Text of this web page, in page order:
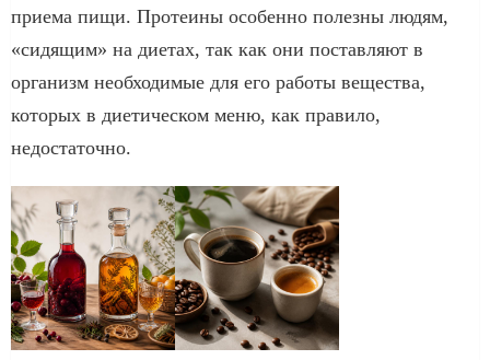
приема пищи. Протеины особенно полезны людям,
«сидящим» на диетах, так как они поставляют в
организм необходимые для его работы вещества,
которых в диетическом меню, как правило,
недостаточно.